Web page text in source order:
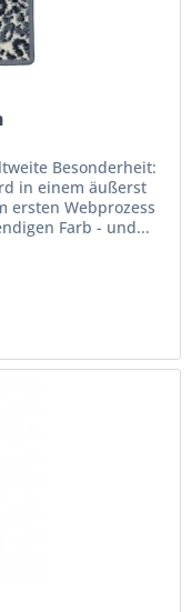
Besonderheit:
in einem äußerst
ersten Webprozess
Farb - und...